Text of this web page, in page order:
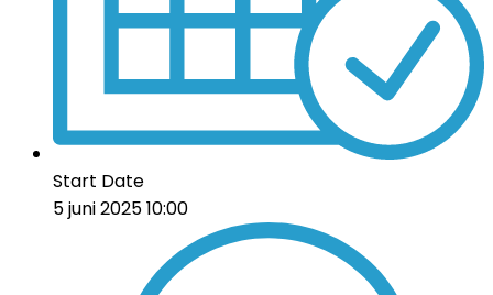
Start Date
5 juni 2025 10:00